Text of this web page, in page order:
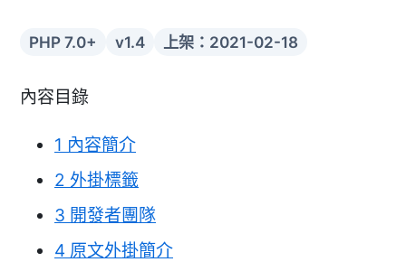
PHP 7.0+ v1.4 上架：2021-02-18
內容目錄
1 內容簡介
2 外掛標籤
3 開發者團隊
4 原文外掛簡介